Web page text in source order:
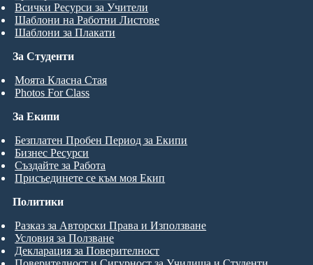
За Студенти
Моята Класна Стая
Photos For Class
Всички Ресурси за Учители
Шаблони на Работни Листове
Шаблони за Плакати
За Екипи
Безплатен Пробен Период за Екипи
Бизнес Ресурси
Създайте за Работа
Присъединете се към моя Екип
Политики
Разказ за Авторски Права и Използване
Условия за Ползване
Декларация за Поверителност